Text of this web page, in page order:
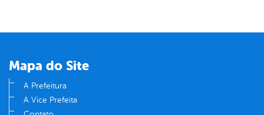
Mapa do Site
A Prefeitura
A Vice Prefeita